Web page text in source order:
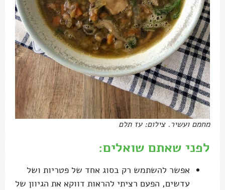
מחמם ועשיר. צילום: עז תלם
לפני שאתם שואלים:
אפשר להשתמש רק בסוג אחד של פטריות ושל
עדשים, הפעם רציתי להראות דווקא את הגיוון של